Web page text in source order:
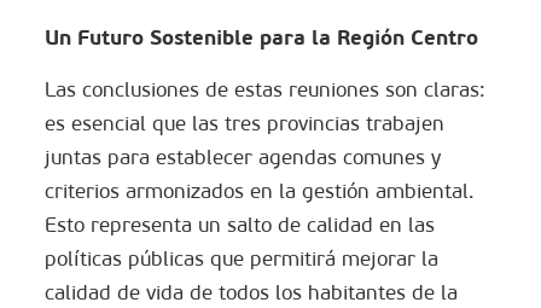
Un Futuro Sostenible para la Región Centro
Las conclusiones de estas reuniones son claras:
es esencial que las tres provincias trabajen
juntas para establecer agendas comunes y
criterios armonizados en la gestión ambiental.
Esto representa un salto de calidad en las
políticas públicas que permitirá mejorar la
calidad de vida de todos los habitantes de la